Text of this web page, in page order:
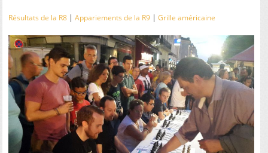
Résultats de la R8 |Appariements de la R9 |Grille américaine